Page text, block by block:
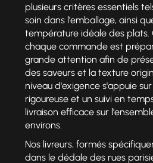
plusieurs critères essentiels
soin dans l'emballage, ainsi
température idéale des plats.
chaque commande est
grande attention afin de
des saveurs et la texture
niveau d'exigence s'appuie
rigoureuse et un suivi en
livraison efficace sur
environs.
Nos livreurs, formés
dans le dédale des rues